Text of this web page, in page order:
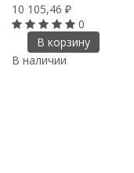
10 105,46 ₽
0
В корзину
В наличии